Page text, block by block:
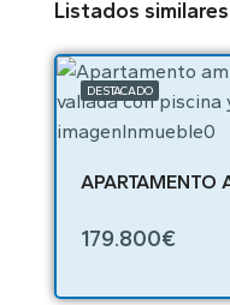
Listados similares
DESTACADO
179.800€